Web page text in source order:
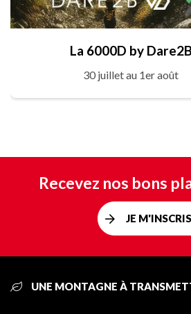
La 6000D by Dare2B
30 juillet au 1er août
Recevez nos bons
JE M'INSCRIS
UNE MONTAGNE À